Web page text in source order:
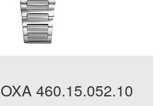
460.15.052.10